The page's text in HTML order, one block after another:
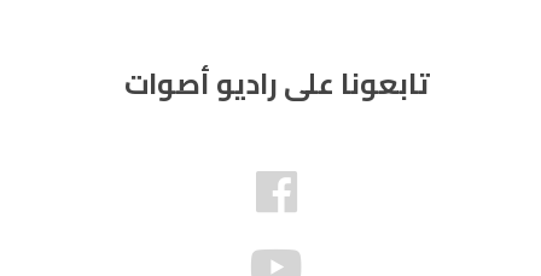
تابعونا على راديو أصوات